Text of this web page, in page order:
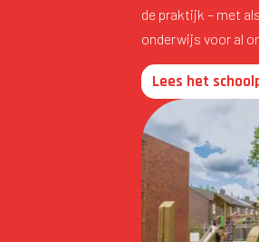
de praktijk – met
onderwijs voor al
Lees het